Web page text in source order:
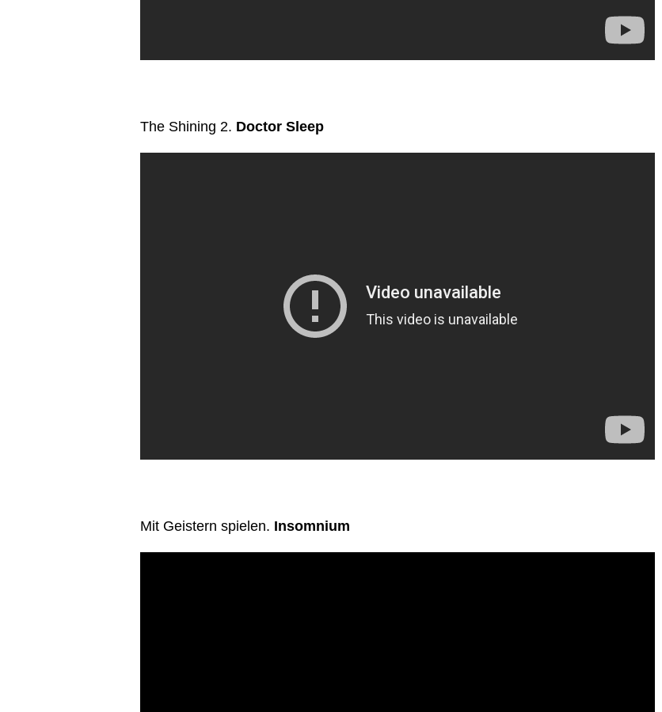
The Shining 2. Doctor Sleep
Mit Geistern spielen. Insomnium